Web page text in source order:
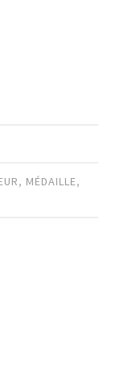
, MÉDAILLE,